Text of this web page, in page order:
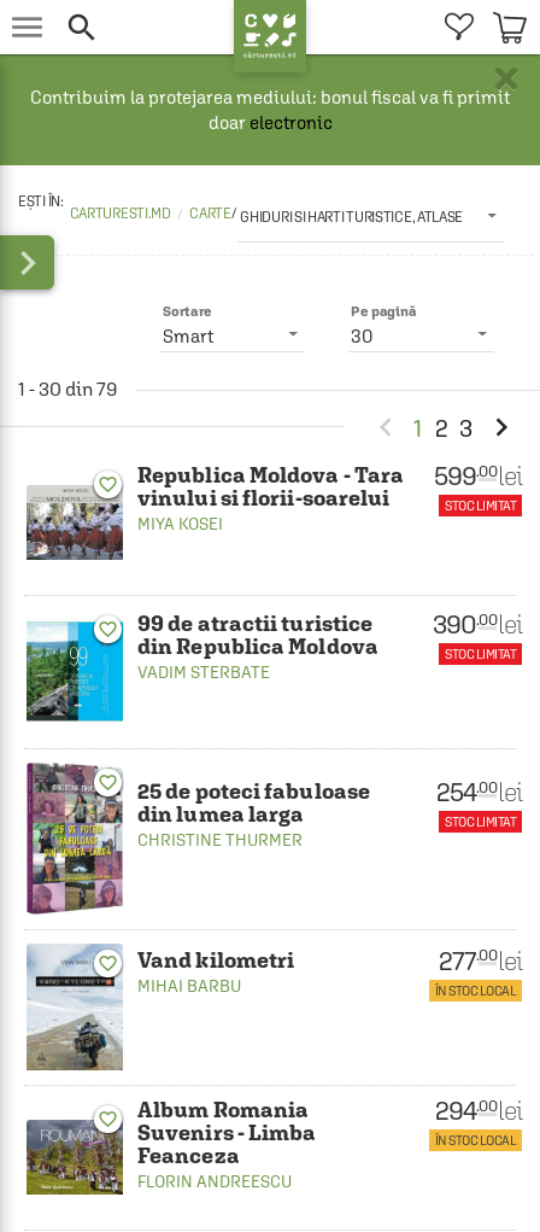
 
×
Contribuim la protejarea mediului: bonul fiscal va fi primit
doar electronic
CARTURESTI.MD CARTE/ GHIDURI SI HARTI TURISTICE, ATLASE

Pe pagină
30
Sortare
Smart
1 - 30 din 79
 1 2 3 
favorite_border
Republica Moldova - Tara
vinului si florii-soarelui
MIYA KOSEI
599.00 lei
STOC LIMITAT
favorite_border
99 de atractii turistice
din Republica Moldova
VADIM STERBATE
390.00 lei
STOC LIMITAT
favorite_border
25 de poteci fabuloase
din lumea larga
CHRISTINE THURMER
254.00 lei
STOC LIMITAT
favorite_border Vand kilometri
MIHAI BARBU
277.00 lei
ÎN STOC LOCAL
favorite_border
Album Romania
Suvenirs - Limba
Feanceza
FLORIN ANDREESCU
294.00 lei
ÎN STOC LOCAL